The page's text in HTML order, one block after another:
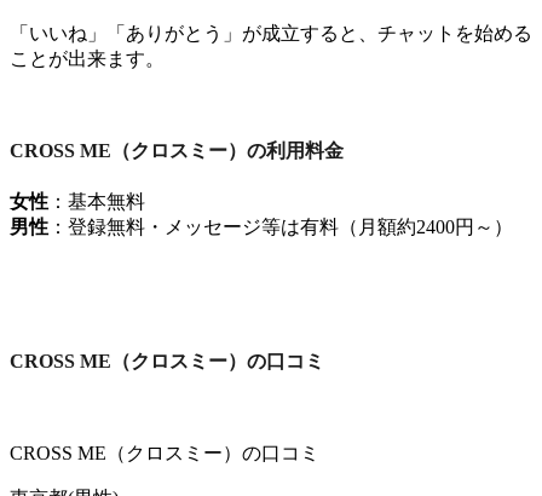
「いいね」「ありがとう」が成立すると、チャットを始める
ことが出来ます。
CROSS ME（クロスミー）の利用料金
女性 ：基本無料
男性 ：登録無料・メッセージ等は有料（月額約2400円～）
CROSS ME（クロスミー）の口コミ
CROSS ME（クロスミー）の口コミ